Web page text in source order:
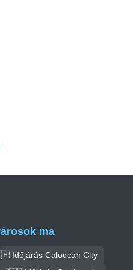
ma
Időjárás Caloocan City